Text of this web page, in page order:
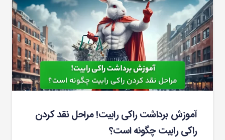
آموزش برداشت راکی رابیت! مراحل نقد کردن
راکی رابیت چگونه است؟